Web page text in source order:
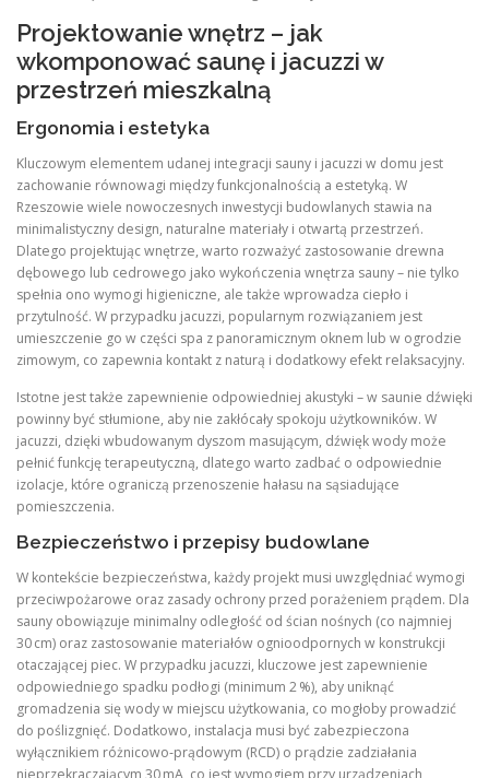
Projektowanie wnętrz – jak
wkomponować saunę i jacuzzi w
przestrzeń mieszkalną
Ergonomia i estetyka
Kluczowym elementem udanej integracji sauny i jacuzzi w domu jest
zachowanie równowagi między funkcjonalnością a estetyką. W
Rzeszowie wiele nowoczesnych inwestycji budowlanych stawia na
minimalistyczny design, naturalne materiały i otwartą przestrzeń.
Dlatego projektując wnętrze, warto rozważyć zastosowanie drewna
dębowego lub cedrowego jako wykończenia wnętrza sauny – nie tylko
spełnia ono wymogi higieniczne, ale także wprowadza ciepło i
przytulność. W przypadku jacuzzi, popularnym rozwiązaniem jest
umieszczenie go w części spa z panoramicznym oknem lub w ogrodzie
zimowym, co zapewnia kontakt z naturą i dodatkowy efekt relaksacyjny.
Istotne jest także zapewnienie odpowiedniej akustyki – w saunie dźwięki
powinny być stłumione, aby nie zakłócały spokoju użytkowników. W
jacuzzi, dzięki wbudowanym dyszom masującym, dźwięk wody może
pełnić funkcję terapeutyczną, dlatego warto zadbać o odpowiednie
izolacje, które ograniczą przenoszenie hałasu na sąsiadujące
pomieszczenia.
Bezpieczeństwo i przepisy budowlane
W kontekście bezpieczeństwa, każdy projekt musi uwzględniać wymogi
przeciwpożarowe oraz zasady ochrony przed porażeniem prądem. Dla
sauny obowiązuje minimalny odległość od ścian nośnych (co najmniej
30 cm) oraz zastosowanie materiałów ognioodpornych w konstrukcji
otaczającej piec. W przypadku jacuzzi, kluczowe jest zapewnienie
odpowiedniego spadku podłogi (minimum 2 %), aby uniknąć
gromadzenia się wody w miejscu użytkowania, co mogłoby prowadzić
do poślizgnięć. Dodatkowo, instalacja musi być zabezpieczona
wyłącznikiem różnicowo‑prądowym (RCD) o prądzie zadziałania
nieprzekraczającym 30 mA, co jest wymogiem przy urządzeniach